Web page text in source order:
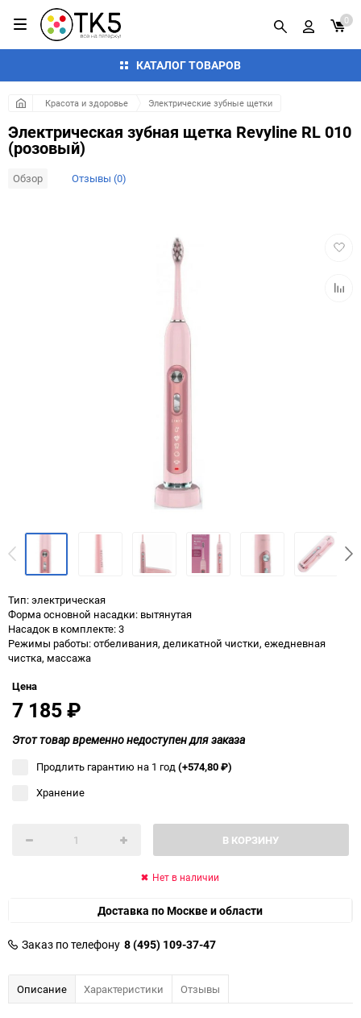
КАТАЛОГ ТОВАРОВ
0
Красота и здоровье Электрические зубные щетки
Электрическая зубная щетка Revyline RL 010
(розовый)
Обзор Отзывы (0)
Тип: электрическая
Форма основной насадки: вытянутая
Насадок в комплекте: 3
Режимы работы: отбеливания, деликатной чистки, ежедневная
чистка, массажа
Цена
7 185₽
Этот товар временно недоступен для заказа
Продлить гарантию на 1 год(+574,80₽)
Хранение
В КОРЗИНУ
Нет в наличии
Доставка по Москве и области
Заказ по телефону 8 (495) 109-37-47
Описание Характеристики Отзывы